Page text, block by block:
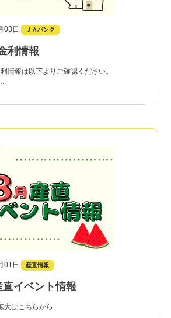
03日 ＪＡバンク
利情報
情報は以下よりご確認ください。
01日 産直情報
直イベント情報
はこちらから